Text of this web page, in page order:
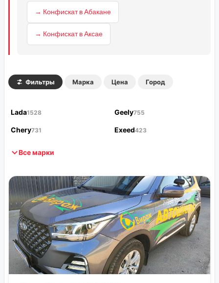
→ Конфискат в Абакане
→ Конфискат в Аксае
Фильтры Марка Цена Город
Lada1528 Geely755
Chery731 Exeed423
Все марки